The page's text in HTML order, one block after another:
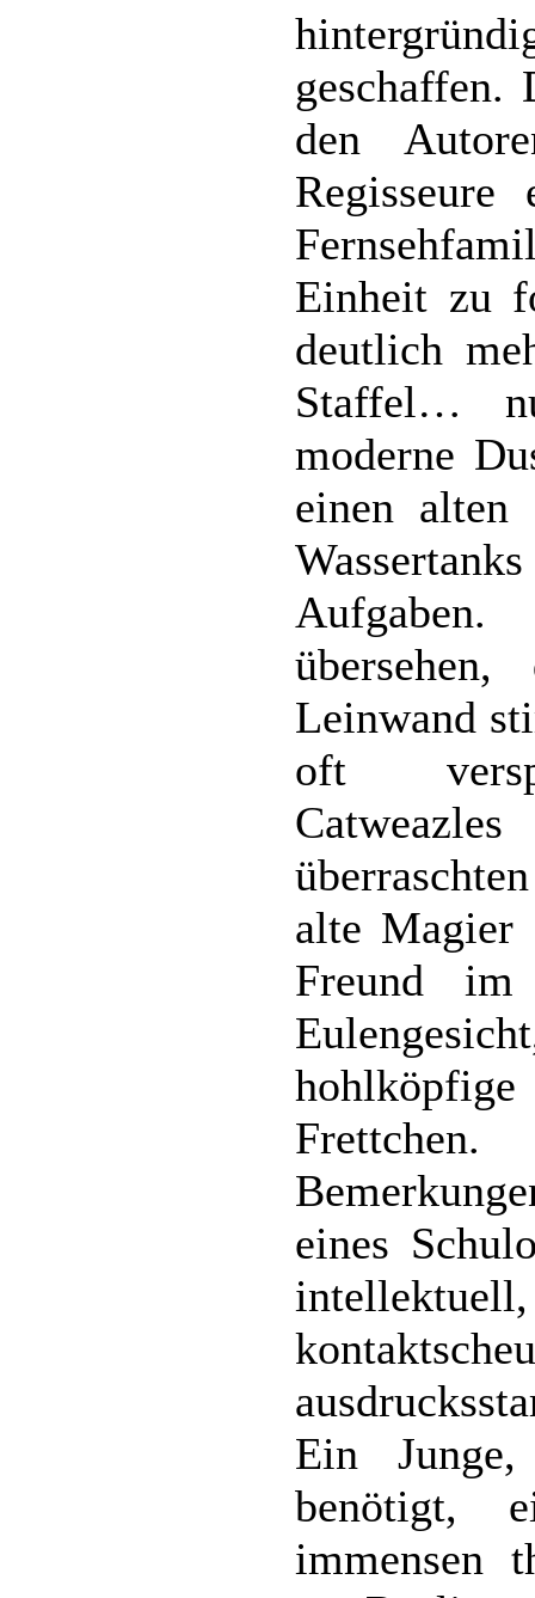
geschaffen.
den
Einheit zu
deutlich
Staffel…
moderne
einen alten
Leinwand
oft
alte Magier
Freund
eines
Ein
benötigt,
immensen